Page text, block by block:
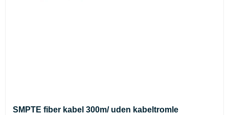
SMPTE fiber kabel 300m/ uden kabeltromle